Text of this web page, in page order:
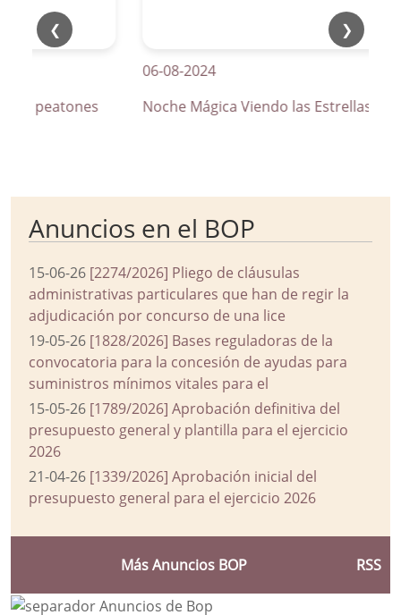
❮ ❯
de peatones
06-08-2024
Noche Mágica Viendo las Estrellas
Anuncios en el BOP
15-06-26 [2274/2026] Pliego de cláusulas
administrativas particulares que han de regir la
adjudicación por concurso de una lice
19-05-26 [1828/2026] Bases reguladoras de la
convocatoria para la concesión de ayudas para
suministros mínimos vitales para el
15-05-26 [1789/2026] Aprobación definitiva del
presupuesto general y plantilla para el ejercicio
2026
21-04-26 [1339/2026] Aprobación inicial del
presupuesto general para el ejercicio 2026
Más Anuncios BOP RSS